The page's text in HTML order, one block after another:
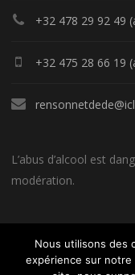
+32 478 29 92 49
+32 475 28 66 19
L’abus d’alcool est
modération.
Nous utilisons des
expérience sur